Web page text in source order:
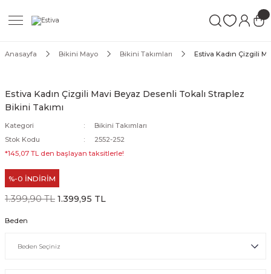
Mayo
Anasayfa Bikini Mayo Bikini Takımları Estiva Kadın Çizgili
Estiva Kadın Çizgili Mavi Beyaz Desenli Tokalı Straplez
Bikini Takımı
Kategori
Bikini Takımları
Stok Kodu
2552-252
*145,07 TL den başlayan taksitlerle!
%-0 İNDİRİM
1.399,90 TL 1.399,95 TL
Beden